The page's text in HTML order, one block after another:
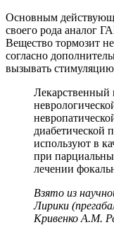
Основным
своего рода аналог
Вещество тормозит
согласно
вызывать
Лекарственный
диабетической
используют в
при
лечении
Взято из
Лирики
Кривенко А.М.